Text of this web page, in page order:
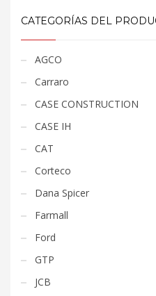
CATEGORÍAS DEL
AGCO
Carraro
CASE CONSTRUCTION
CASE IH
CAT
Corteco
Dana Spicer
Farmall
Ford
GTP
JCB